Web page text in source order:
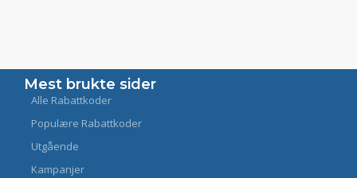
Mest brukte sider
Alle Rabattkoder
Populære Rabattkoder
Utgående
Kampanjer